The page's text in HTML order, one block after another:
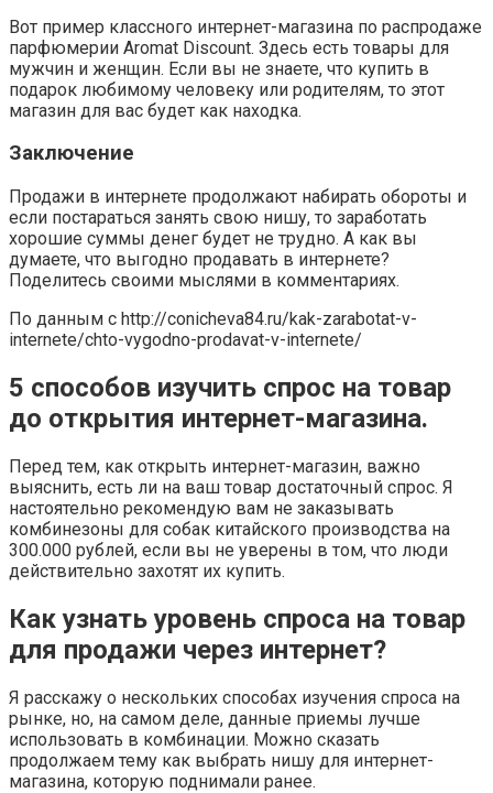
Вот пример классного интернет-магазина по распродаже
парфюмерии Aromat Discount. Здесь есть товары для
мужчин и женщин. Если вы не знаете, что купить в
подарок любимому человеку или родителям, то этот
магазин для вас будет как находка.
Заключение
Продажи в интернете продолжают набирать обороты и
если постараться занять свою нишу, то заработать
хорошие суммы денег будет не трудно. А как вы
думаете, что выгодно продавать в интернете?
Поделитесь своими мыслями в комментариях.
По данным с http://conicheva84.ru/kak-zarabotat-v-
internete/chto-vygodno-prodavat-v-internete/
5 способов изучить спрос на товар
до открытия интернет-магазина.
Перед тем, как открыть интернет-магазин, важно
выяснить, есть ли на ваш товар достаточный спрос. Я
настоятельно рекомендую вам не заказывать
комбинезоны для собак китайского производства на
300.000 рублей, если вы не уверены в том, что люди
действительно захотят их купить.
Как узнать уровень спроса на товар
для продажи через интернет?
Я расскажу о нескольких способах изучения спроса на
рынке, но, на самом деле, данные приемы лучше
использовать в комбинации. Можно сказать
продолжаем тему как выбрать нишу для интернет-
магазина, которую поднимали ранее.